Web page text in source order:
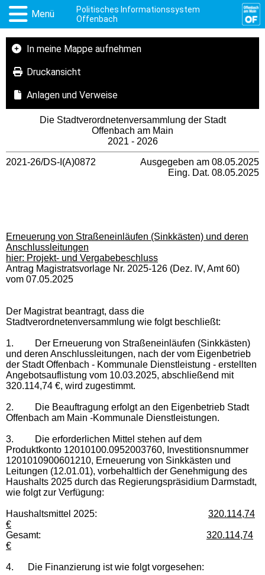
Menü
Politisches Informationssystem
Offenbach
In meine Mappe aufnehmen
Druckansicht
Anlagen und Verweise
Die Stadtverordnetenversammlung der Stadt
Offenbach am Main
2021 - 2026
2021-26/DS-I(A)0872
Ausgegeben am 08.05.2025
Eing. Dat. 08.05.2025
Erneuerung von Straßeneinläufen (Sinkkästen) und deren
Anschlussleitungen
hier: Projekt- und Vergabebeschluss
Antrag Magistratsvorlage Nr. 2025-126 (Dez. IV, Amt 60)
vom 07.05.2025
Der Magistrat beantragt, dass die
Stadtverordnetenversammlung wie folgt beschließt:
1.
Der Erneuerung von Straßeneinläufen (Sinkkästen)
und deren Anschlussleitungen, nach der vom Eigenbetrieb
der Stadt Offenbach - Kommunale Dienstleistung - erstellten
Angebotsauflistung vom 10.03.2025, abschließend mit
320.114,74 €, wird zugestimmt.
2.
Die Beauftragung erfolgt an den Eigenbetrieb Stadt
Offenbach am Main -Kommunale Dienstleistungen.
3.
Die erforderlichen Mittel stehen auf dem
Produktkonto 12010100.0952003760, Investitionsnummer
1201010900601210, Erneuerung von Sinkkästen und
Leitungen (12.01.01), vorbehaltlich der Genehmigung des
Haushalts 2025 durch das Regierungspräsidium Darmstadt,
wie folgt zur Verfügung:
Haushaltsmittel 2025: 320.114,74
€
Gesamt: 320.114,74
€
4. Die Finanzierung ist wie folgt vorgesehen: